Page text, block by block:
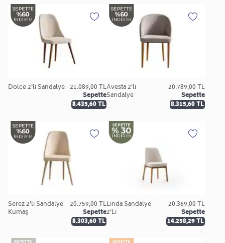
Dolce 2'li Sandalye 21.089,00 TL
Sepette
8.435,60 TL
Avesta 2'li
Sandalye
20.789,00 TL
Sepette
8.315,60 TL
Serez 2'li Sandalye
Kumaş
20.759,00 TL
Sepette
8.303,60 TL
Linda Sandalye
2'Li
20.369,00 TL
Sepette
14.258,29 TL